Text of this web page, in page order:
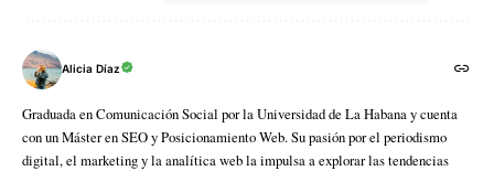
Alicia Díaz
Graduada en Comunicación Social por la Universidad de La Habana y cuenta
con un Máster en SEO y Posicionamiento Web. Su pasión por el periodismo
digital, el marketing y la analítica web la impulsa a explorar las tendencias